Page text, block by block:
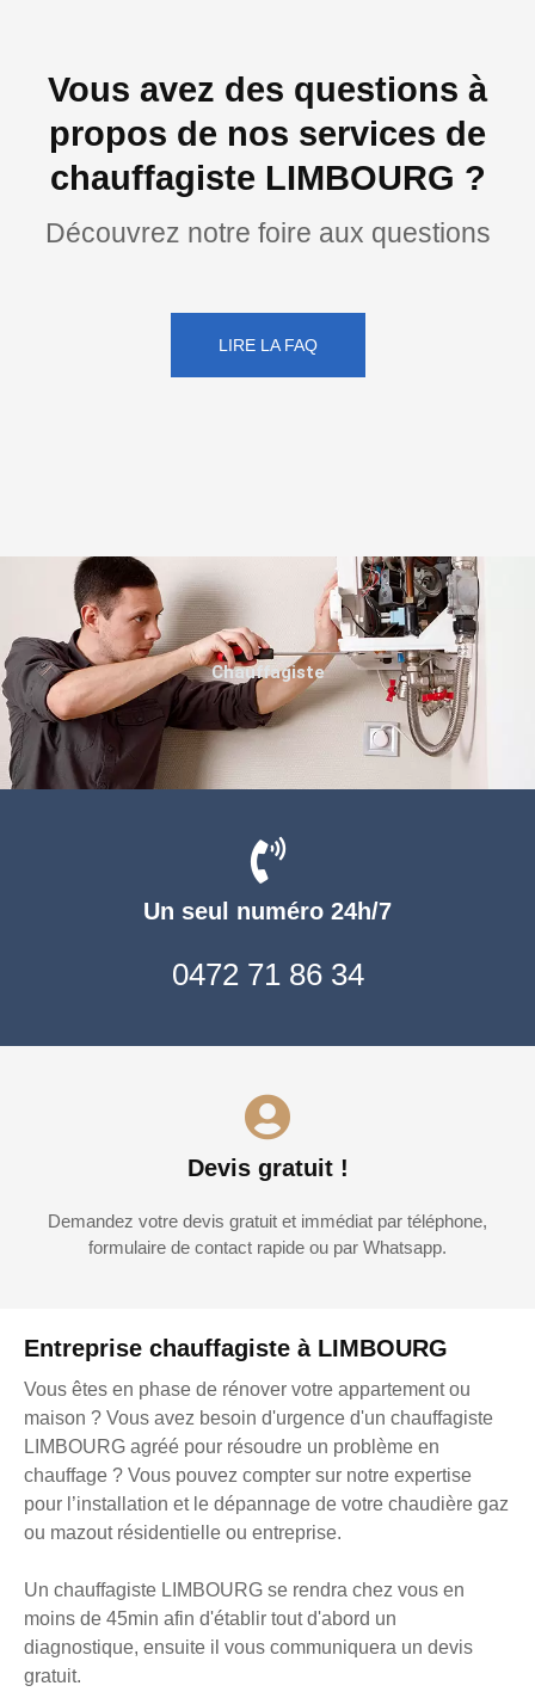
Vous avez des questions à
propos de nos services de
chauffagiste LIMBOURG ?
Découvrez notre foire aux questions
LIRE LA FAQ
Entreprise chauffagiste à LIMBOURG
Vous êtes en phase de rénover votre appartement ou
maison ? Vous avez besoin d'urgence d'un chauffagiste
LIMBOURG agréé pour résoudre un problème en
chauffage ? Vous pouvez compter sur notre expertise
pour l’installation et le dépannage de votre chaudière gaz
ou mazout résidentielle ou entreprise.
Un chauffagiste LIMBOURG se rendra chez vous en
moins de 45min afin d'établir tout d'abord un
diagnostique, ensuite il vous communiquera un devis
gratuit.
Un seul numéro 24h/7
0472 71 86 34
Devis gratuit !
Demandez votre devis gratuit et immédiat par téléphone,
formulaire de contact rapide ou par Whatsapp.
Chauffagiste